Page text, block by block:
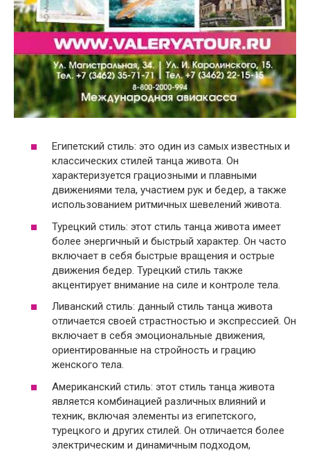
Египетский стиль: это один из самых известных и
классических стилей танца живота. Он
характеризуется грациозными и плавными
движениями тела, участием рук и бедер, а также
использованием ритмичных шевелений живота.
Турецкий стиль: этот стиль танца живота имеет
более энергичный и быстрый характер. Он часто
включает в себя быстрые вращения и острые
движения бедер. Турецкий стиль также
акцентирует внимание на силе и контроле тела.
Ливанский стиль: данный стиль танца живота
отличается своей страстностью и экспрессией. Он
включает в себя эмоциональные движения,
ориентированные на стройность и грацию
женского тела.
Американский стиль: этот стиль танца живота
является комбинацией различных влияний и
техник, включая элементы из египетского,
турецкого и других стилей. Он отличается более
электрическим и динамичным подходом,